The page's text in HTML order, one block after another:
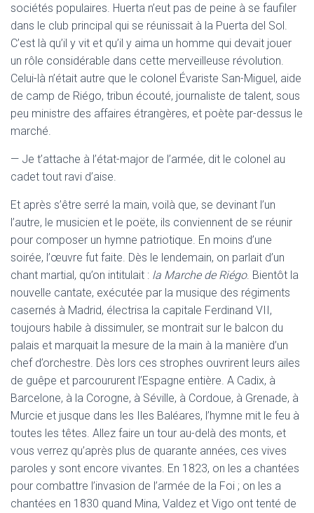
sociétés populaires. Huerta n’eut pas de peine à se faufiler
dans le club principal qui se réunissait à la Puerta del Sol.
C’est là qu’il y vit et qu’il y aima un homme qui devait jouer
un rôle considérable dans cette merveilleuse révolution.
Celui-là n’était autre que le colonel Évariste San-Miguel, aide
de camp de Riégo, tribun écouté, journaliste de talent, sous
peu ministre des affaires étrangères, et poète par-dessus le
marché.
— Je t’attache à l’état-major de l’armée, dit le colonel au
cadet tout ravi d’aise.
Et après s’être serré la main, voilà que, se devinant l’un
l’autre, le musicien et le poëte, ils conviennent de se réunir
pour composer un hymne patriotique. En moins d’une
soirée, l’œuvre fut faite. Dès le lendemain, on parlait d’un
chant martial, qu’on intitulait : la Marche de Riégo. Bientôt la
nouvelle cantate, exécutée par la musique des régiments
casernés à Madrid, électrisa la capitale Ferdinand VII,
toujours habile à dissimuler, se montrait sur le balcon du
palais et marquait la mesure de la main à la manière d’un
chef d’orchestre. Dès lors ces strophes ouvrirent leurs ailes
de guêpe et parcoururent l’Espagne entière. A Cadix, à
Barcelone, à la Corogne, à Séville, à Cordoue, à Grenade, à
Murcie et jusque dans les Iles Baléares, l’hymne mit le feu à
toutes les têtes. Allez faire un tour au-delà des monts, et
vous verrez qu’après plus de quarante années, ces vives
paroles y sont encore vivantes. En 1823, on les a chantées
pour combattre l’invasion de l’armée de la Foi ; on les a
chantées en 1830 quand Mina, Valdez et Vigo ont tenté de